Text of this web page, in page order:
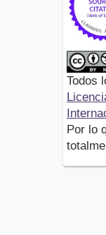
Todos
Por lo